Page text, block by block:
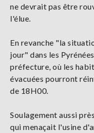
ne devrait pas être
l'élue.
En revanche "la
jour" dans les
préfecture, où les
évacuées pourront
de 18H00.
Soulagement aussi
qui menaçait l'usine